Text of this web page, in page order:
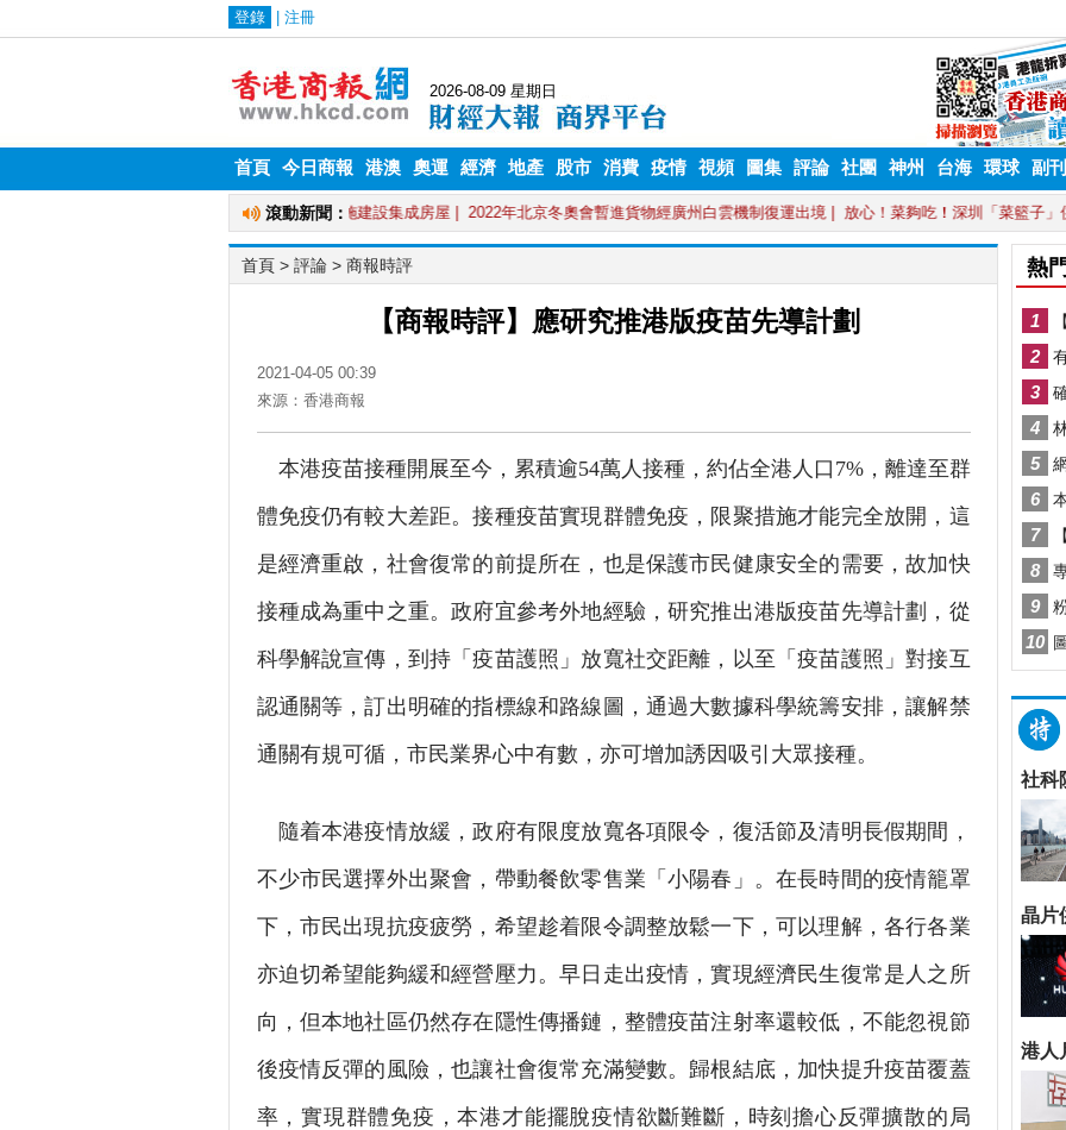
首頁 今日商報 港澳 奧運 經濟 地產 股市 消費 疫情 視頻 圖集 評論 社團 神州 台海 環球 副刊
首頁 > 評論 > 商報時評
【商報時評】應研究推港版疫苗先導計劃
2021-04-05 00:39
來源：香港商報
本港疫苗接種開展至今，累積逾54萬人接種，約佔全港人口7%，離達至群
體免疫仍有較大差距。接種疫苗實現群體免疫，限聚措施才能完全放開，這
是經濟重啟，社會復常的前提所在，也是保護市民健康安全的需要，故加快
接種成為重中之重。政府宜參考外地經驗，研究推出港版疫苗先導計劃，從
科學解說宣傳，到持「疫苗護照」放寬社交距離，以至「疫苗護照」對接互
認通關等，訂出明確的指標線和路線圖，通過大數據科學統籌安排，讓解禁
通關有規可循，市民業界心中有數，亦可增加誘因吸引大眾接種。
隨着本港疫情放緩，政府有限度放寬各項限令，復活節及清明長假期間，
不少市民選擇外出聚會，帶動餐飲零售業「小陽春」。在長時間的疫情籠罩
下，市民出現抗疫疲勞，希望趁着限令調整放鬆一下，可以理解，各行各業
亦迫切希望能夠緩和經營壓力。早日走出疫情，實現經濟民生復常是人之所
向，但本地社區仍然存在隱性傳播鏈，整體疫苗注射率還較低，不能忽視節
後疫情反彈的風險，也讓社會復常充滿變數。歸根結底，加快提升疫苗覆蓋
率，實現群體免疫，本港才能擺脫疫情欲斷難斷，時刻擔心反彈擴散的局